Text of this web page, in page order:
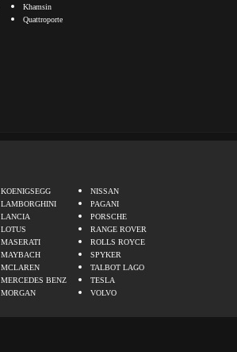
Khamsin
Quattroporte
KOENIGSEGG
LAMBORGHINI
LANCIA
LOTUS
MASERATI
MAYBACH
MCLAREN
MERCEDES BENZ
MORGAN
NISSAN
PAGANI
PORSCHE
RANGE ROVER
ROLLS ROYCE
SPYKER
TALBOT LAGO
TESLA
VOLVO